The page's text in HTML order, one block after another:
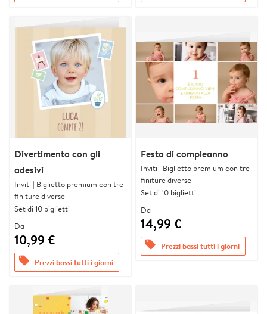
Divertimento con gli
adesivi
Inviti | Biglietto premium con tre
finiture diverse
Set di 10 biglietti
Da
10,99 €
offers Prezzi bassi tutti i giorni
Festa di compleanno
Inviti | Biglietto premium con tre
finiture diverse
Set di 10 biglietti
Da
14,99 €
offers Prezzi bassi tutti i giorni